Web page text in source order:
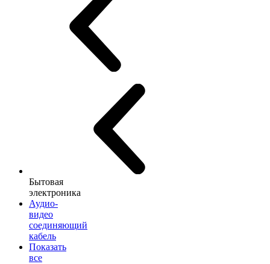
Бытовая
электроника
Аудио-
видео
соединяющий
кабель
Показать
все